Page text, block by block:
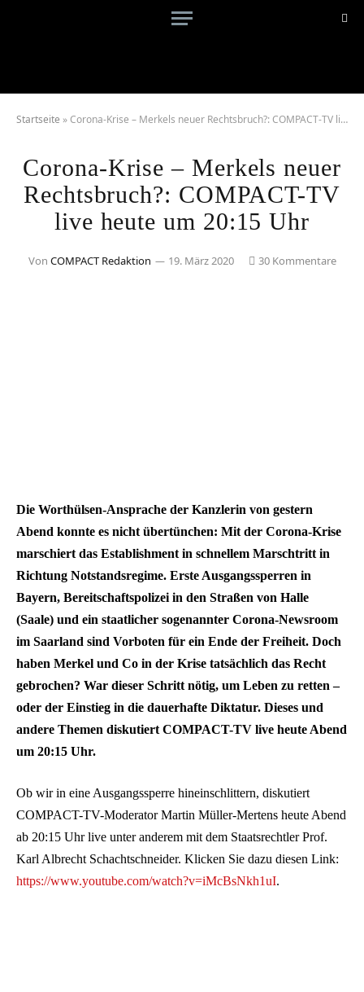
Startseite »Corona-Krise – Merkels neuer Rechtsbruch?: COMPACT-TV live heute um 20:15 Uhr
Corona-Krise – Merkels neuer
Rechtsbruch?: COMPACT-TV
live heute um 20:15 Uhr
Von COMPACT Redaktion 19. März 2020 30 Kommentare
Die Worthülsen-Ansprache der Kanzlerin von gestern
Abend konnte es nicht übertünchen: Mit der Corona-Krise
marschiert das Establishment in schnellem Marschtritt in
Richtung Notstandsregime. Erste Ausgangssperren in
Bayern, Bereitschaftspolizei in den Straßen von Halle
(Saale) und ein staatlicher sogenannter Corona-Newsroom
im Saarland sind Vorboten für ein Ende der Freiheit. Doch
haben Merkel und Co in der Krise tatsächlich das Recht
gebrochen? War dieser Schritt nötig, um Leben zu retten –
oder der Einstieg in die dauerhafte Diktatur. Dieses und
andere Themen diskutiert COMPACT-TV live heute Abend
um 20:15 Uhr.
Ob wir in eine Ausgangssperre hineinschlittern, diskutiert
COMPACT-TV-Moderator Martin Müller-Mertens heute Abend
ab 20:15 Uhr live unter anderem mit dem Staatsrechtler Prof.
Karl Albrecht Schachtschneider. Klicken Sie dazu diesen Link:
https://www.youtube.com/watch?v=iMcBsNkh1uI.